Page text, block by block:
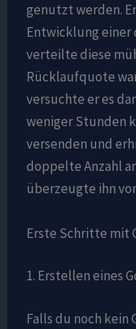
genutzt werden.
Entwicklung
verteilte diese
Rücklaufquote
versuchte er es
weniger Stunden
versenden und
doppelte Anzahl
überzeugte ihn
Erste Schritte mit
1. Erstellen eines
Falls du noch kein